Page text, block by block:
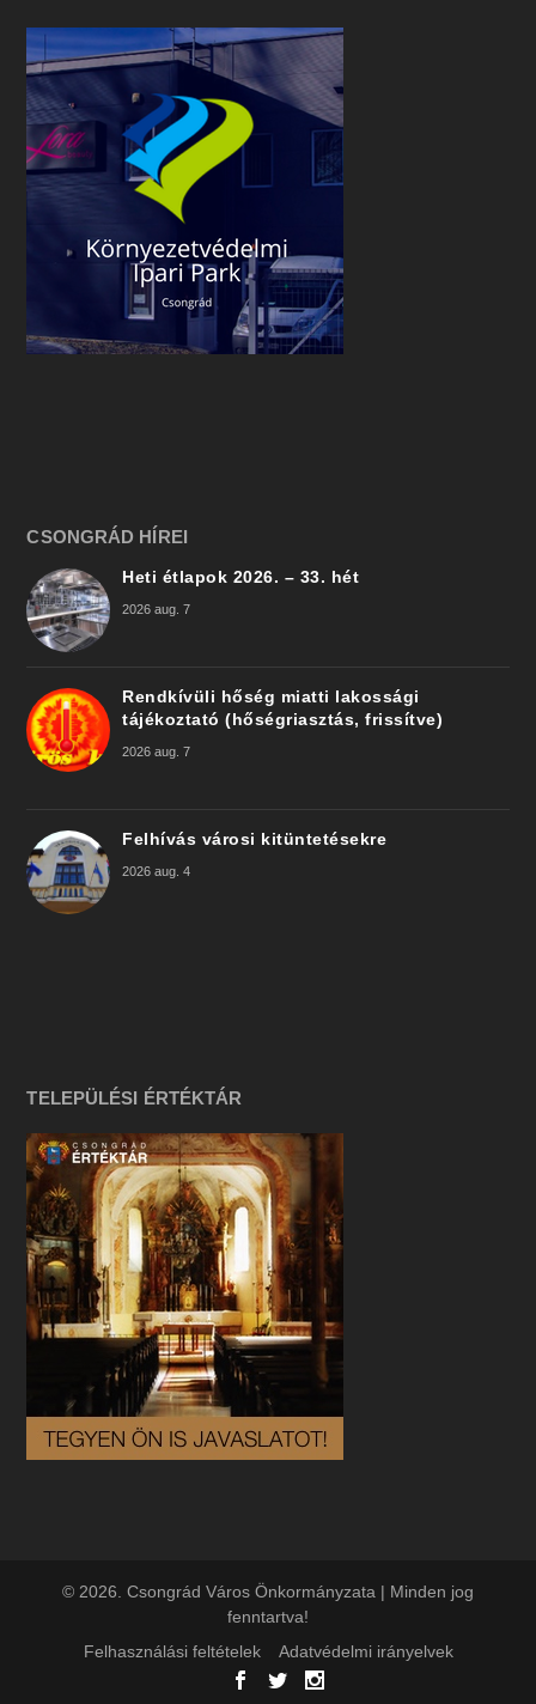
CSONGRÁD HÍREI
Heti étlapok 2026. – 33. hét
2026 aug. 7
Rendkívüli hőség miatti lakossági
tájékoztató (hőségriasztás, frissítve)
2026 aug. 7
Felhívás városi kitüntetésekre
2026 aug. 4
TELEPÜLÉSI ÉRTÉKTÁR
© 2026. Csongrád Város Önkormányzata | Minden jog
fenntartva!
Felhasználási feltételek
Adatvédelmi irányelvek